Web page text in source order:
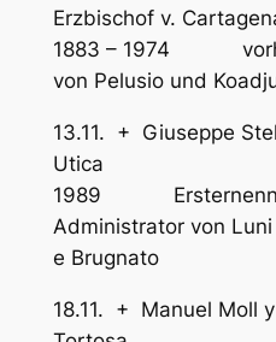
Erzbischof v.
1883 – 1974
von Pelusio und
13.11. + Giuseppe
Utica
1989
Administrator von
e Brugnato
18.11. + Manuel Moll